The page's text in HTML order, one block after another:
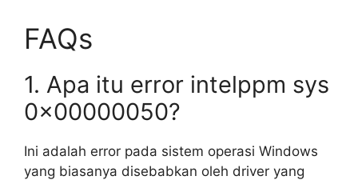
FAQs
1. Apa itu error intelppm sys
0x00000050?
Ini adalah error pada sistem operasi Windows
yang biasanya disebabkan oleh driver yang